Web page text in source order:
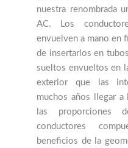
nuestra renombrada
AC. Los
envuelven a mano en
de insertarlos en
sueltos envueltos en
exterior que las
muchos años llegar a
las proporciones
conductores
beneficios de la